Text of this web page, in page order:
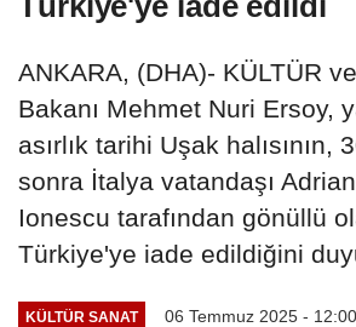
ANKARA, (DHA)- KÜLTÜR
Bakanı Mehmet Nuri Ersoy,
asırlık tarihi Uşak halısının,
sonra İtalya vatandaşı
Ionescu tarafından gönüllü
Türkiye'ye iade edildiğini
KÜLTÜR SANAT 06 Temmuz 2025 - 12:00